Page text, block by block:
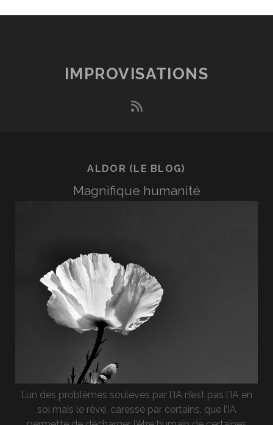
IMPROVISATIONS
rss
ALDOR (LE BLOG)
Magnifique humanité
L’un des problèmes soulevés par l’IA n’est pas l’IA en
soi mais le rêve, caressé par certains, que l’IA